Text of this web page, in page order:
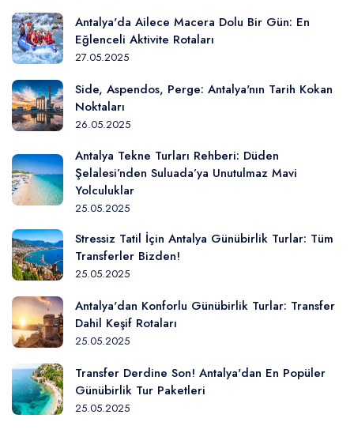
Antalya'da Ailece Macera Dolu Bir Gün: En
Eğlenceli Aktivite Rotaları
27.05.2025
Side, Aspendos, Perge: Antalya'nın Tarih Kokan
Noktaları
26.05.2025
Antalya Tekne Turları Rehberi: Düden
Şelalesi’nden Suluada’ya Unutulmaz Mavi
Yolculuklar
25.05.2025
Stressiz Tatil İçin Antalya Günübirlik Turlar: Tüm
Transferler Bizden!
25.05.2025
Antalya'dan Konforlu Günübirlik Turlar: Transfer
Dahil Keşif Rotaları
25.05.2025
Transfer Derdine Son! Antalya'dan En Popüler
Günübirlik Tur Paketleri
25.05.2025